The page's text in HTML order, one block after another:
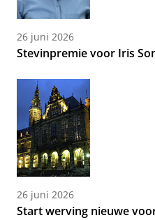
26 juni 2026
Stevinpremie voor Iris
26 juni 2026
Start werving nieuwe